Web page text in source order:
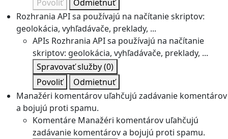
Povoliť
Odmietnuť
Rozhrania API sa používajú na načítanie skriptov:
geolokácia, vyhľadávače, preklady, ...
APIs Rozhrania API sa používajú na načítanie
skriptov: geolokácia, vyhľadávače, preklady, ...
Spravovať služby(0)
Povoliť
Odmietnuť
Manažéri komentárov uľahčujú zadávanie komentárov
a bojujú proti spamu.
Komentáre Manažéri komentárov uľahčujú
zadávanie komentárov a bojujú proti spamu.